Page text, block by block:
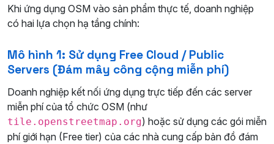
Khi ứng dụng OSM vào sản phẩm thực tế, doanh nghiệp
có hai lựa chọn hạ tầng chính:
Mô hình 1: Sử dụng Free Cloud / Public
Servers (Đám mây công cộng miễn phí)
Doanh nghiệp kết nối ứng dụng trực tiếp đến các server
miễn phí của tổ chức OSM (như
tile.openstreetmap.org) hoặc sử dụng các gói miễn
phí giới hạn (Free tier) của các nhà cung cấp bản đồ đám